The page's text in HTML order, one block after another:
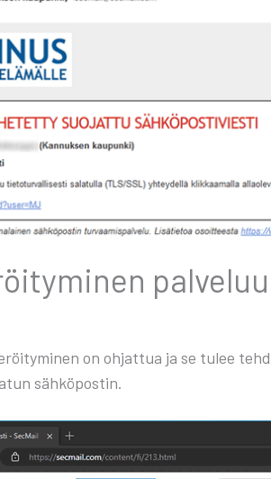
on ohjat­tua ja se tulee
säh­kö­pos­tin.